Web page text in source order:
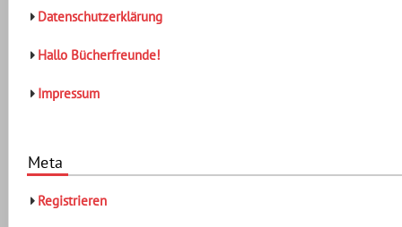
Datenschutzerklärung
Hallo Bücherfreunde!
Impressum
Meta
Registrieren